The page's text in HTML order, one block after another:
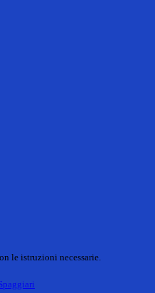
le istruzioni necessarie.